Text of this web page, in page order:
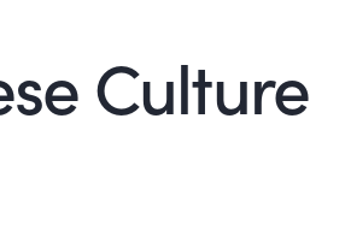
Culture